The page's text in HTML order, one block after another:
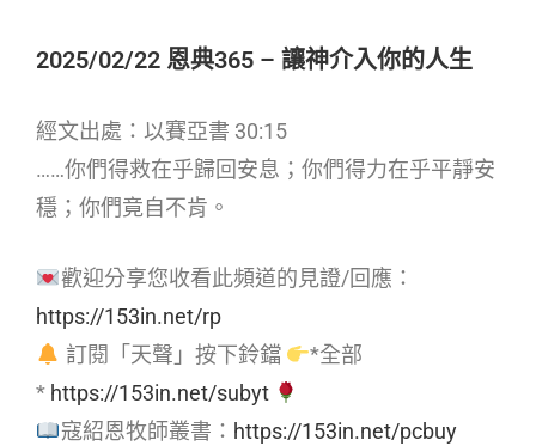
2025/02/22 恩典365 – 讓神介入你的人生
經文出處：以賽亞書 30:15
……你們得救在乎歸回安息；你們得力在乎平靜安
穩；你們竟自不肯。
歡迎分享您收看此頻道的見證/回應：
https://153in.net/rp
訂閱「天聲」按下鈴鐺
*全部
* https://153in.net/subyt
寇紹恩牧師叢書： https://153in.net/pcbuy